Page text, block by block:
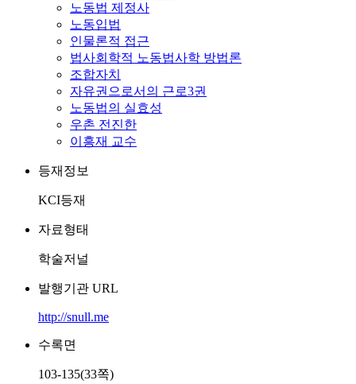
노동법 제정사
노동입법
인물론적 접근
법사회학적 노동법사학 방법론
조합자치
자유권으로서의 근로3권
노동법의 실효성
우촌 전진한
이흥재 교수
등재정보
KCI등재
자료형태
학술저널
발행기관 URL
http://snull.me
수록면
103-135(33쪽)